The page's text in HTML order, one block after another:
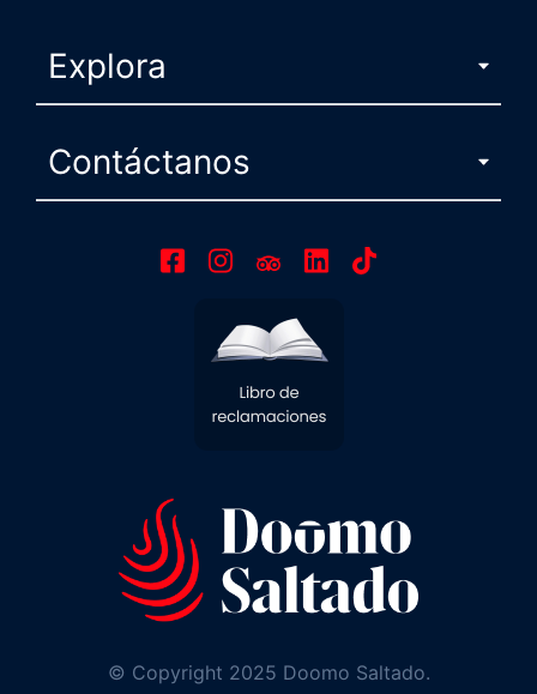
Explora
Contáctanos
© Copyright 2025 Doomo Saltado.